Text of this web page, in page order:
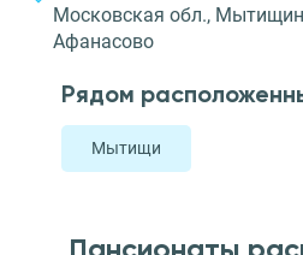
Московская обл.,
Афанасово
Рядом
Мытищи